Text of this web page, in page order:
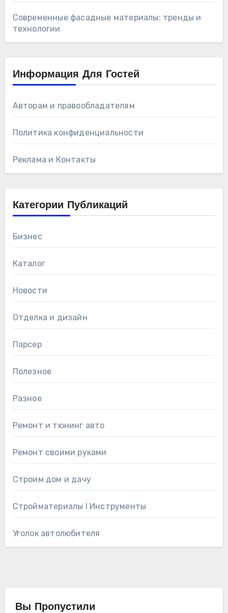
Современные фасадные материалы: тренды и
технологии
Информация Для Гостей
Авторам и правообладателям
Политика конфиденциальности
Реклама и Контакты
Категории Публикаций
Бизнес
Каталог
Новости
Отделка и дизайн
Парсер
Полезное
Разное
Ремонт и тюнинг авто
Ремонт своими руками
Строим дом и дачу
Стройматериалы l Инструменты
Уголок автолюбителя
Вы Пропустили